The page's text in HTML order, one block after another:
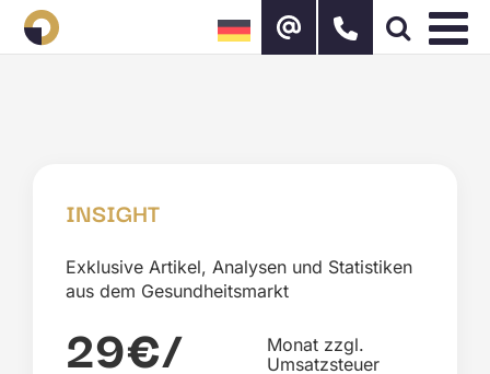
Zum
Inhalt
springen
INSIGHT
Exklusive Artikel, Analysen und Statistiken
aus dem Gesundheitsmarkt
29€/
Monat zzgl.
Umsatzsteuer